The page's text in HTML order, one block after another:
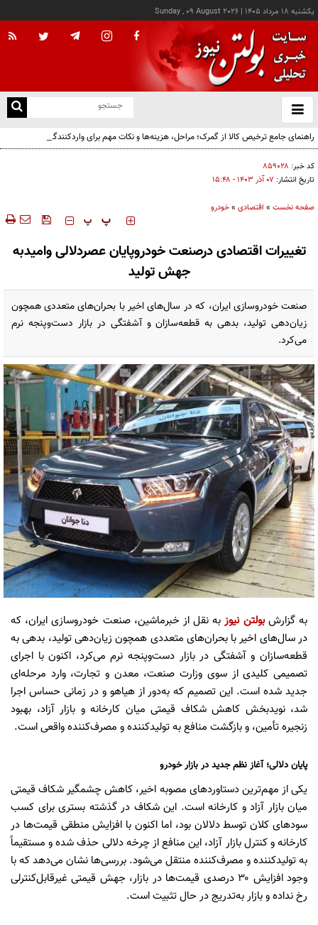
يکشنبه ۱۸ مرداد ۱۴۰۵ |
Sunday , 09 August 2026
باز
و
راهنمای جامع ترخیص کالا از گمرک؛ مراحل، هزینه‌ها و نکات مهم برای واردکنندگان
کد خبر: ۸۵۹۰۲۸
تاریخ انتشار: ۰۷ آذر ۱۴۰۳ - ۱۵:۴۸
صفحه نخست » اقتصادی »خودرو
‍‍‍ پ پ
تغییرات اقتصادی درصنعت خودروپایان عصردلالی وامیدبه
جهش تولید
صنعت خودروسازی ایران، که در سال‌های اخیر با بحران‌های متعددی همچون
زیان‌دهی تولید، بدهی به قطعه‌سازان و آشفتگی در بازار دست‌وپنجه نرم
می‌کرد.
به گزارشبولتن نیوزبه نقل از خبرماشین، صنعت خودروسازی ایران، که
در سال‌های اخیر با بحران‌های متعددی همچون زیان‌دهی تولید، بدهی به
قطعه‌سازان و آشفتگی در بازار دست‌وپنجه نرم می‌کرد، اکنون با اجرای
تصمیمی کلیدی از سوی وزارت صنعت، معدن و تجارت، وارد مرحله‌ای
جدید شده است. این تصمیم که به‌دور از هیاهو و در زمانی حساس اجرا
شد، نویدبخش کاهش شکاف قیمتی میان کارخانه و بازار آزاد، بهبود
زنجیره تأمین، و بازگشت منافع به تولیدکننده و مصرف‌کننده واقعی است.
پایان دلالی؛ آغاز نظم جدید در بازار خودرو
یکی از مهم‌ترین دستاوردهای مصوبه اخیر، کاهش چشمگیر شکاف قیمتی
میان بازار آزاد و کارخانه است. این شکاف در گذشته بستری برای کسب
سودهای کلان توسط دلالان بود، اما اکنون با افزایش منطقی قیمت‌ها در
کارخانه و کنترل بازار آزاد، این منافع از چرخه دلالی حذف شده و مستقیماً
به تولیدکننده و مصرف‌کننده منتقل می‌شود. بررسی‌ها نشان می‌دهد که با
وجود افزایش ۳۰ درصدی قیمت‌ها در بازار، جهش قیمتی غیرقابل‌کنترلی
رخ نداده و بازار به‌تدریج در حال تثبیت است.